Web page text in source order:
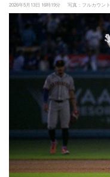
2026年5月13日 16時19分 写真：フルカウント